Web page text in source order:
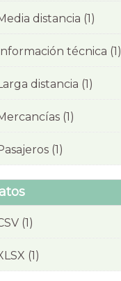
distancia (1)
técnica (1)
distancia (1)
(1)
(1)
(1)
(1)